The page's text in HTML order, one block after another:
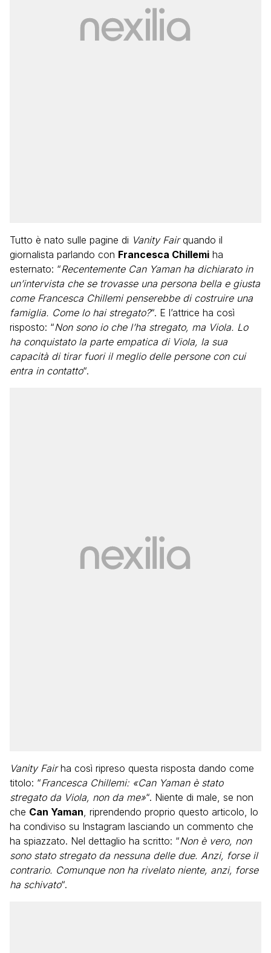
Tutto è nato sulle pagine di Vanity Fairquando il
giornalista parlando con Francesca Chillemi ha
esternato: “Recentemente Can Yaman ha dichiarato in
un’intervista che se trovasse una persona bella e giusta
come Francesca Chillemi penserebbe di costruire una
famiglia. Come lo hai stregato?“. E l’attrice ha così
risposto: “Non sono io che l’ha stregato, ma Viola. Lo
ha conquistato la parte empatica di Viola, la sua
capacità di tirar fuori il meglio delle persone con cui
entra in contatto“.
Vanity Fairha così ripreso questa risposta dando come
titolo: “Francesca Chillemi: «Can Yaman è stato
stregato da Viola, non da me»“. Niente di male, se non
che Can Yaman, riprendendo proprio questo articolo, lo
ha condiviso su Instagram lasciando un commento che
ha spiazzato. Nel dettaglio ha scritto: “Non è vero, non
sono stato stregato da nessuna delle due. Anzi, forse il
contrario. Comunque non ha rivelato niente, anzi, forse
ha schivato“.